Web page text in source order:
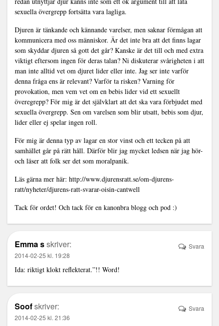
sexuella övergrepp fortsätta vara lagliga.
Djuren är tänkande och kännande varelser, men saknar förmågan att
kommunicera med oss människor. Är det inte bra att det finns lagar
som skyddar djuren så gott det går? Kanske är det till och med extra
viktigt eftersom ingen för deras talan? Ni diskuterar svårigheten i att
man inte alltid vet om djuret lider eller inte. Jag ser inte varför
denna fråga ens är relevant? Varför ta risken? Varning för
provokation, men vem vet om en bebis lider vid ett sexuellt
överegrepp? För mig är det självklart att det ska vara förbjudet med
sexuella övergrepp. Sen om varelsen som blir utsatt, bebis som djur,
lider eller ej spelar ingen roll.
För mig är denna typ av lagar en stor vinst och ett tecken på att
samhället går på rätt håll. Därför blir jag mycket ledsen när jag hör-
och läser att folk ser det som moralpanik.
Läs gärna mer här: http://www.djurensratt.se/om-djurens-
ratt/nyheter/djurens-ratt-svarar-oisin-cantwell
Tack för ordet! Och tack för en kanonbra blogg och pod :)
Emma sskriver:
2014-02-25 kl. 19:28
Ida: riktigt klokt reflekterat.”!! Word!
Svara
Soofskriver:
2014-02-25 kl. 21:36
Svara